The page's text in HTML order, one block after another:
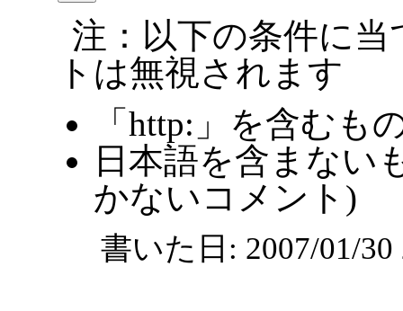
注：以下の条件に
トは無視されます
「http:」を含むも
日本語を含まない
かないコメント)
書いた日: 2007/01/